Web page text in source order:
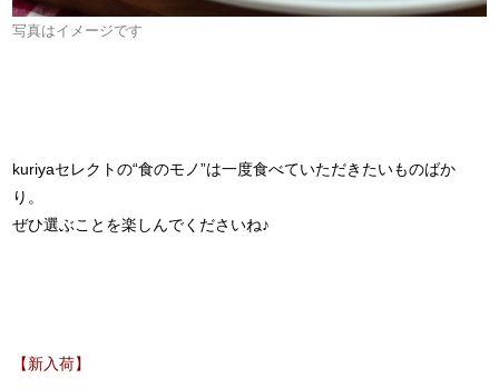
写真はイメージです
kuriyaセレクトの“食のモノ”は一度食べていただきたいものばか
り。
ぜひ選ぶことを楽しんでくださいね♪
【新入荷】